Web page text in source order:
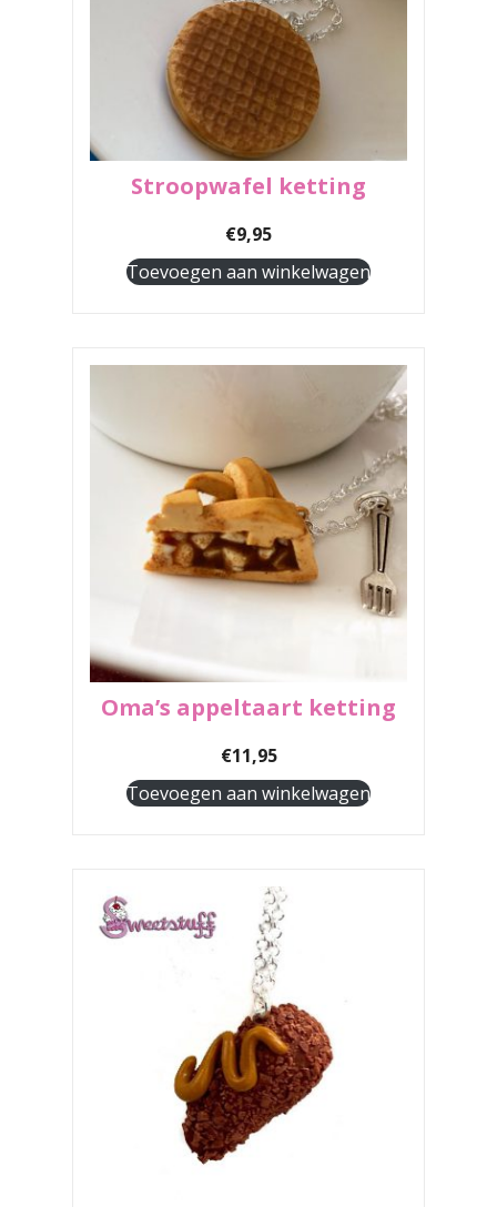
Stroopwafel ketting
€9,95
Toevoegen aan winkelwagen
Oma’s appeltaart ketting
€11,95
Toevoegen aan winkelwagen